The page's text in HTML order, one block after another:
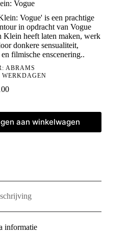
Vogue
Vogue' is een prachtige
in opdracht van Vogue
Klein heeft laten maken, werk
donkere sensualiteit,
filmische enscenering..
ABRAMS
aan winkelwagen
informatie